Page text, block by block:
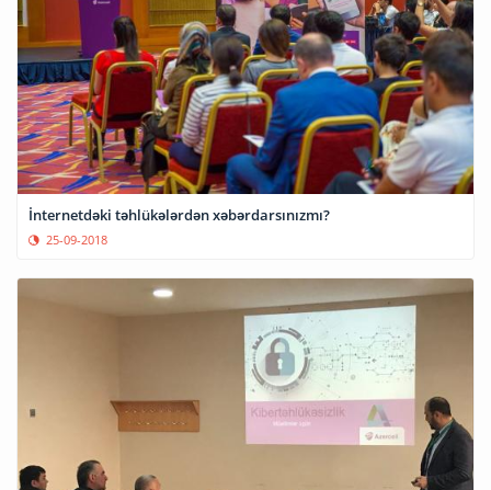
İnternetdəki təhlükələrdən xəbərdarsınızmı?
25-09-2018